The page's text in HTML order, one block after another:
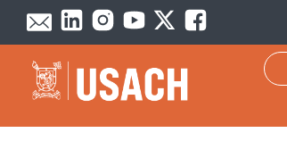
Passar para o conteúdo principal